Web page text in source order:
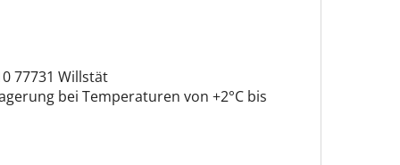
77731 Willstät
bei Temperaturen von +2°C bis